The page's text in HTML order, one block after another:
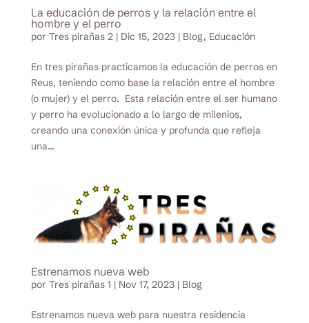
La educación de perros y la relación entre el
hombre y el perro
por Tres pirañas 2| Dic 15, 2023| Blog, Educación
En tres pirañas practicamos la educación de perros en
Reus, teniendo como base la relación entre el hombre
(o mujer) y el perro. Esta relación entre el ser humano
y perro ha evolucionado a lo largo de milenios,
creando una conexión única y profunda que refleja
una...
Estrenamos nueva web
por Tres pirañas 1 | Nov 17, 2023| Blog
Estrenamos nueva web para nuestra residencia